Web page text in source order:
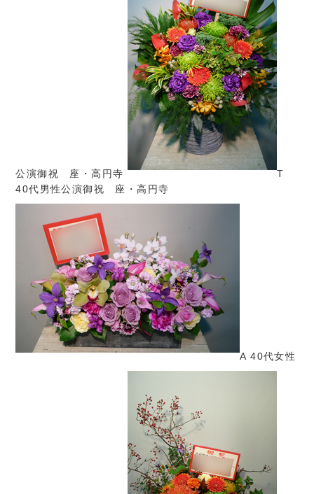
公演御祝 座・高円寺
T
40代男性公演御祝 座・高円寺
A 40代女性